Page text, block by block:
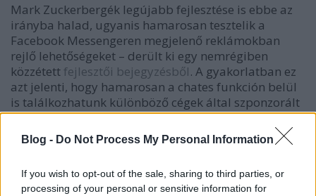
Blog - Do Not Process My Personal Information
If you wish to opt-out of the sale, sharing to third parties, or
processing of your personal or sensitive information for
Mark Zuckerbergék legújabb fejlesztése is ebbe az
irányba halad, ugyanis hamarosan tesztelik a
Facebook Messengeren megjelenő reklámokban
rejlő lehetőségeket – derült ki egy nemrégiben
közzétett fejlesztői bejegyzésből. A gyakorlatban ez
azt jelenti, hogy hamarosan a chates funkción belül
is találkozhatunk különböző cégek által szponzorált
tartalmakkal és reklámokkal, ami egyrészt jó, hiszen
marketing szempontból új lehetőségek nyílnak,
ugyanakkor valahol borzasztó is belegondolni, hogy
reklámzajt.